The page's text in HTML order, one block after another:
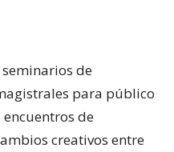
de
para público
de
creativos entre